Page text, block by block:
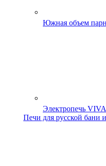
Южная объем
Электропечь
Печи для русской бани